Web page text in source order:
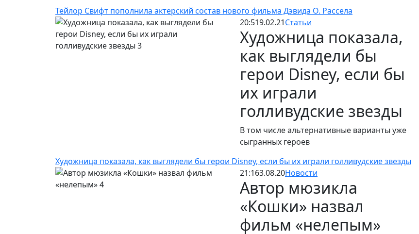
Тейлор Свифт пополнила актерский состав нового фильма Дэвида О. Рассела
20:519.02.21Статьи
Художница показала,
как выглядели бы
герои Disney, если бы
их играли
голливудские звезды
В том числе альтернативные варианты уже
сыгранных героев
Художница показала, как выглядели бы герои Disney, если бы их играли голливудские звезды
21:163.08.20Новости
Автор мюзикла
«Кошки» назвал
фильм «нелепым»